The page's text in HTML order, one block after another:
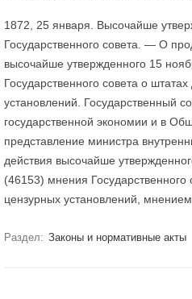
1872, 25 января. Высочайше
Государственного совета. — О
высочайше утвержденного 15
Государственного совета о
установлений. Государственный
государственной экономии и в
представление министра
действия высочайше
(46153) мнения Государственного
цензурных установлений,
Раздел: Законы и нормативные акты